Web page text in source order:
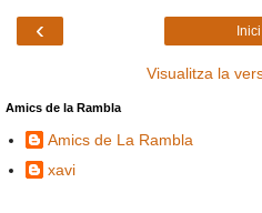
‹ Inici
Visualitza la
Amics de la Rambla
Amics de La Rambla
xavi